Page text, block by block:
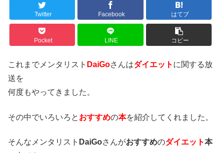
Twitter Facebook はてブ
Pocket LINE コピー
これまでメンタリスト DaiGoさんはダイエット に関する放
送を
何度もやってきました。
その中でいろいろと おすすめの本を紹介してくれました。
そんなメンタリスト DaiGoさんがおすすめのダイエット本